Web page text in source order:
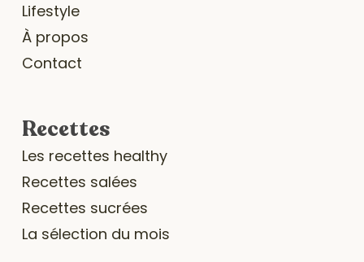
Lifestyle
À propos
Contact
Recettes
Les recettes healthy
Recettes salées
Recettes sucrées
La sélection du mois